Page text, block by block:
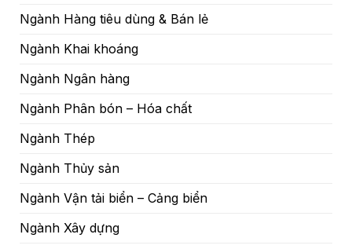
Ngành Hàng tiêu dùng & Bán lẻ
Ngành Khai khoáng
Ngành Ngân hàng
Ngành Phân bón – Hóa chất
Ngành Thép
Ngành Thủy sản
Ngành Vận tải biển – Cảng biển
Ngành Xây dựng